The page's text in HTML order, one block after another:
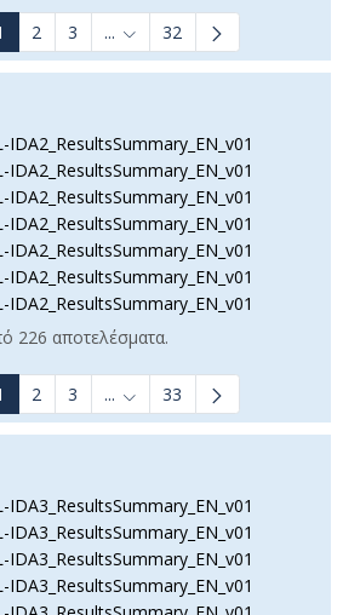
2 3 ... Ενδιάμεσες σελίδες Use
32
226 αποτελέσματα.
2 3 ... Ενδιάμεσες σελίδες Use
33